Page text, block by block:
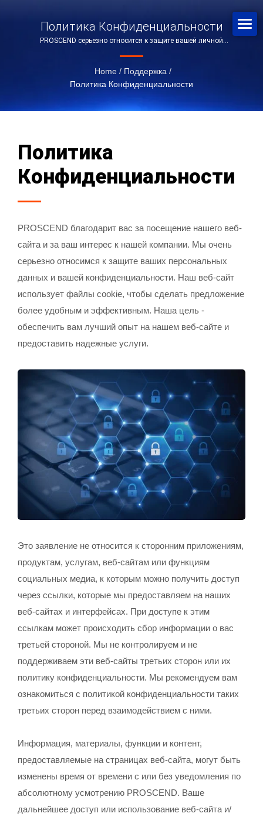
Политика Конфиденциальности
PROSCEND серьезно относится к защите вашей личной
Home / Поддержка /
Политика Конфиденциальности
Политика
Конфиденциальности
PROSCEND благодарит вас за посещение нашего веб-
сайта и за ваш интерес к нашей компании. Мы очень
серьезно относимся к защите ваших персональных
данных и вашей конфиденциальности. Наш веб-сайт
использует файлы cookie, чтобы сделать предложение
более удобным и эффективным. Наша цель -
обеспечить вам лучший опыт на нашем веб-сайте и
предоставить надежные услуги.
Это заявление не относится к сторонним приложениям,
продуктам, услугам, веб-сайтам или функциям
социальных медиа, к которым можно получить доступ
через ссылки, которые мы предоставляем на наших
веб-сайтах и интерфейсах. При доступе к этим
ссылкам может происходить сбор информации о вас
третьей стороной. Мы не контролируем и не
поддерживаем эти веб-сайты третьих сторон или их
политику конфиденциальности. Мы рекомендуем вам
ознакомиться с политикой конфиденциальности таких
третьих сторон перед взаимодействием с ними.
Информация, материалы, функции и контент,
предоставляемые на страницах веб-сайта, могут быть
изменены время от времени с или без уведомления по
абсолютному усмотрению PROSCEND. Ваше
дальнейшее доступ или использование веб-сайта и/